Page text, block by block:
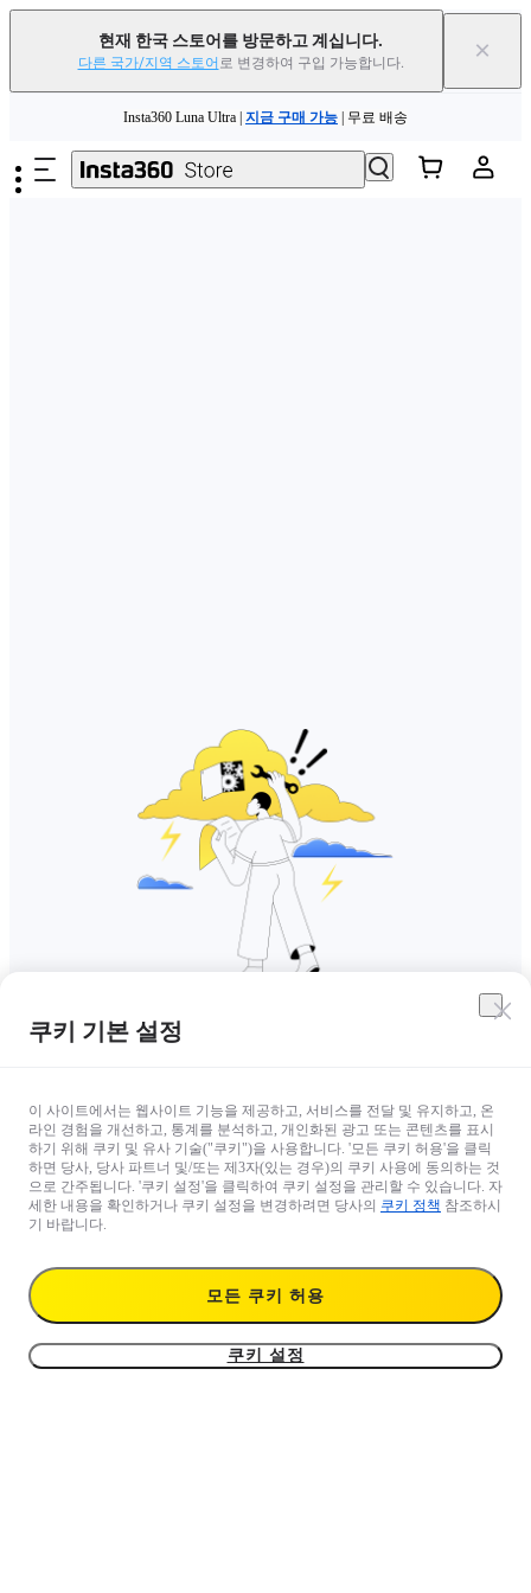
현재 한국 스토어를 방문하고 계십니다.
다른 국가/지역 스토어 로 변경하여 구입 가능합니다. ×
Insta360 Luna Ultra |지금 구매 가능 | 무료 배송
Insta360 Luna Ultra | 지금 구매 가능 | 무료 배송
쿠키 기본 설정
이 사이트에서는 웹사이트 기능을 제공하고, 서비스를 전달 및 유지하고, 온
라인 경험을 개선하고, 통계를 분석하고, 개인화된 광고 또는 콘텐츠를 표시
하기 위해 쿠키 및 유사 기술("쿠키")을 사용합니다. '모든 쿠키 허용'을 클릭
하면 당사, 당사 파트너 및/또는 제3자(있는 경우)의 쿠키 사용에 동의하는 것
으로 간주됩니다. '쿠키 설정'을 클릭하여 쿠키 설정을 관리할 수 있습니다. 자
세한 내용을 확인하거나 쿠키 설정을 변경하려면 당사의 쿠키 정책 참조하시
기 바랍니다.
모든 쿠키 허용
쿠키 설정